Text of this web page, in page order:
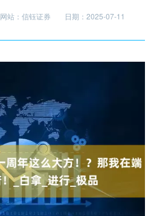
网站：信钰证券
日期：2025-07-11